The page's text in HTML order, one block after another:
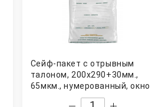
Сейф-пакет с отрывным
талоном, 200х290+30мм.,
65мкм., нумерованный, окно
для сопр. докум, 100шт/уп.